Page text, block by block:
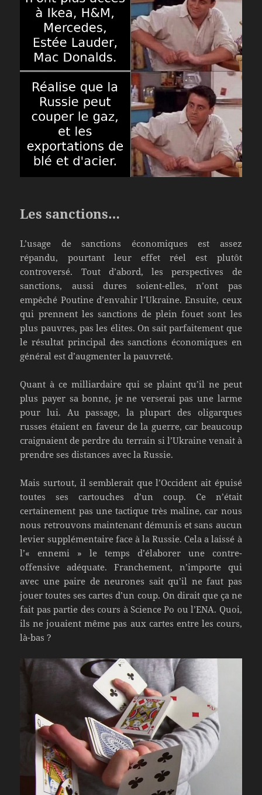
Les sanctions…
L’usage de sanctions économiques est assez
répandu, pourtant leur effet réel est plutôt
controversé. Tout d’abord, les perspectives de
sanctions, aussi dures soient-elles, n’ont pas
empêché Poutine d’envahir l’Ukraine. Ensuite, ceux
qui prennent les sanctions de plein fouet sont les
plus pauvres, pas les élites. On sait parfaitement que
le résultat principal des sanctions économiques en
général est d’augmenter la pauvreté.
Quant à ce milliardaire qui se plaint qu’il ne peut
plus payer sa bonne, je ne verserai pas une larme
pour lui. Au passage, la plupart des oligarques
russes étaient en faveur de la guerre, car beaucoup
craignaient de perdre du terrain si l’Ukraine venait à
prendre ses distances avec la Russie.
Mais surtout, il semblerait que l’Occident ait épuisé
toutes ses cartouches d’un coup. Ce n’était
certainement pas une tactique très maline, car nous
nous retrouvons maintenant démunis et sans aucun
levier supplémentaire face à la Russie. Cela a laissé à
l’« ennemi » le temps d’élaborer une contre-
offensive adéquate. Franchement, n’importe qui
avec une paire de neurones sait qu’il ne faut pas
jouer toutes ses cartes d’un coup. On dirait que ça ne
fait pas partie des cours à Science Po ou l’ENA. Quoi,
ils ne jouaient même pas aux cartes entre les cours,
là-bas ?